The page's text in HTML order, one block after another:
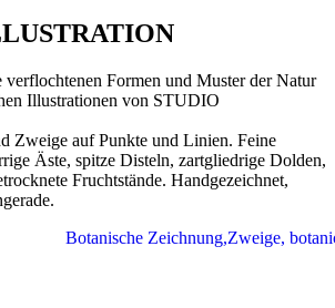
Formen und Muster der Natur
Illustrationen von STUDIO
Zweige auf Punkte und Linien. Feine
Äste, spitze Disteln, zartgliedrige Dolden,
Fruchtstände. Handgezeichnet,